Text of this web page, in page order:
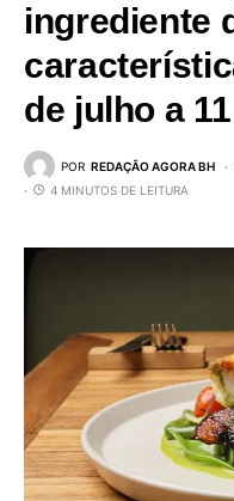
ingrediente
de julho a
POR REDAÇÃO AGORA BH
4 MINUTOS DE LEITURA